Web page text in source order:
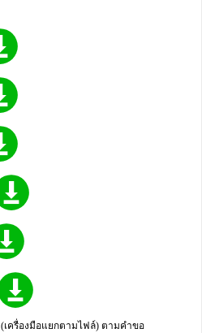
(เครื่องมือแยกตามไฟล์) ตามคำขอ